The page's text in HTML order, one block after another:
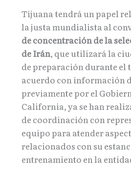
Tijuana tendrá un papel
la justa mundialista al
de concentración de la
de Irán, que utilizará la
de preparación durante el
acuerdo con información
previamente por el
California, ya se han
de coordinación con
equipo para atender
relacionados con su
entrenamiento en la